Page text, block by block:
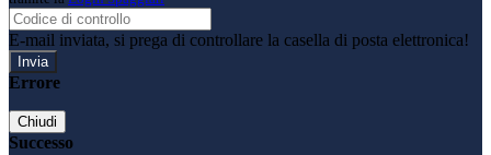
E-mail inviata, si prega di controllare la casella di posta elettronica!
Errore
Chiudi
Successo